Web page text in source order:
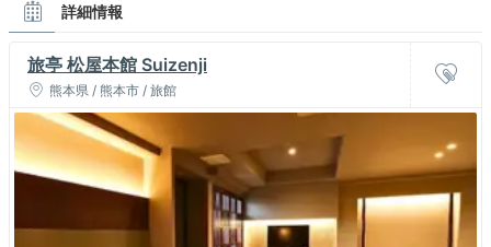
詳細情報
旅亭 松屋本館 Suizenji
熊本県 / 熊本市 / 旅館